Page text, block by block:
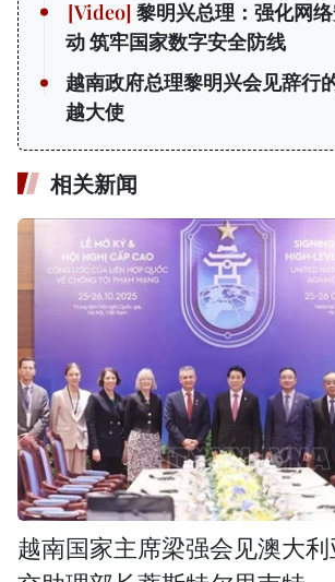
黎明兴总理：强化网
动 筑牢国家数字安全防线
越南政府总理黎明兴会见辞行
越大使
相关新闻
越南国家主席梁强会见澳大